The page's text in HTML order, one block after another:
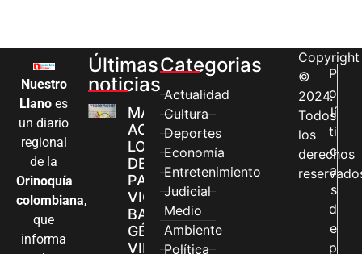
Nuestro
Llano es
un diario
regional
de la
Orinoquía
colombiana,
que
informa
Últimas
noticias
MÁS MUJERES
ACCEDEN A
LOS CANALES
DE ATENCIÓN
PARA
VIOLENCIAS
BASADAS EN
GÉNERO EN
VILLAVICENCIO
Categorias
Actualidad
Cultura
Deportes
Economía
Entretenimiento
Judicial
Medio
Ambiente
Política
Copyright
©
2024.
Todos
los
derechos
P
o
lí
ti
c
a
s
d
e
p